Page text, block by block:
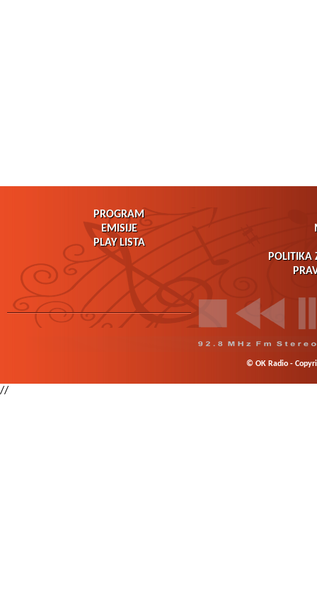
PROGRAM
EMISIJE
PLAY LISTA
POLITIKA
© OK Radio -
//